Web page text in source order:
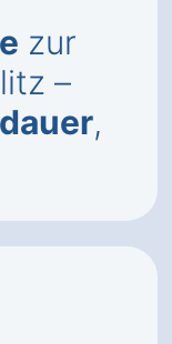
zur
–
,